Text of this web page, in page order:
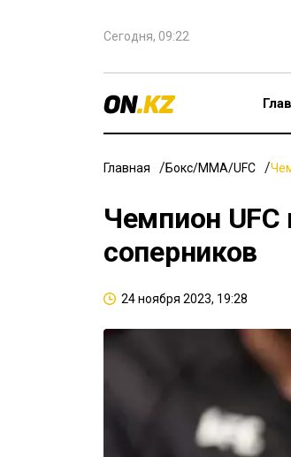
Сегодня, 09:22
Главная Бокс/ММА/UFC
Чемпион
соперников
24 ноября 2023, 19:28